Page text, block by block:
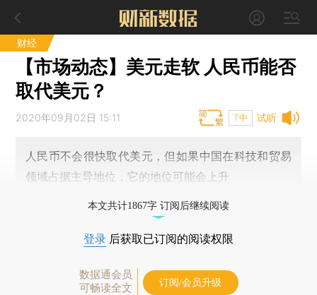
财经
【市场动态】美元走软 人民币能否
取代美元？
试听
2020年09月02日 15:11 T中
人民币不会很快取代美元，但如果中国在科技和贸易
领域占据主导地位，它的地位可能会上升
本文共计1867字 订阅后继续阅读
登录 后获取已订阅的阅读权限
数据通会员
可畅读全文
订阅/会员升级